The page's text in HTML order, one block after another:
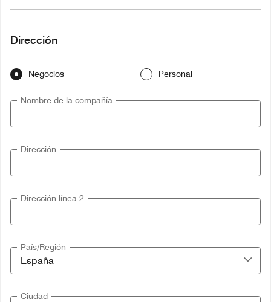
Dirección
Negocios Personal
Nombre de la compañía
Dirección
Dirección línea 2
País/Región
Ciudad